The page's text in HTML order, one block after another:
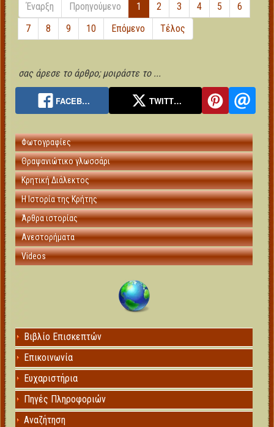
Έναρξη Προηγούμενο 1 2 3 4 5
6
7
8 9 10 Επόμενο Τέλος
σας άρεσε το άρθρο; μοιράστε το ...
FACEB… TWITT…
Φωτογραφίες
Θραψανιώτικο γλωσσάρι
Κρητική Διάλεκτος
Η Ιστορία της Κρήτης
Άρθρα ιστορίας
Ανεστορήματα
Videos
Βιβλίο Επισκεπτών
Επικοινωνία
Ευχαριστήρια
Πηγές Πληροφοριών
Αναζήτηση